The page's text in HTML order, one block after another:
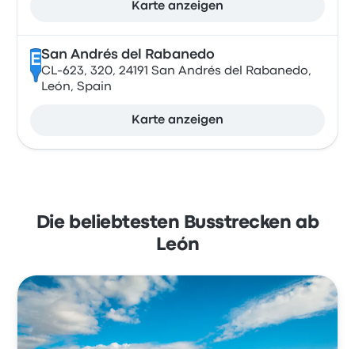
Karte anzeigen
ESan Andrés del Rabanedo
CL-623, 320, 24191 San Andrés del Rabanedo,
León, Spain
Karte anzeigen
Die beliebtesten Busstrecken ab
León